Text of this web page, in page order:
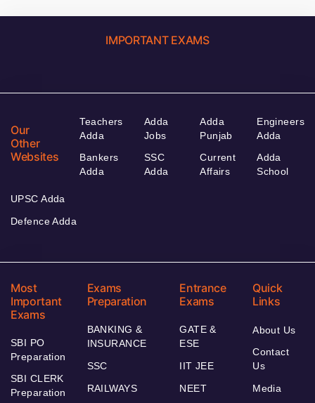
IMPORTANT EXAMS
Our
Other
Websites
Teachers
Adda
Bankers
Adda
Adda
Jobs
SSC
Adda
Adda
Punjab
Current
Affairs
Engineers
Adda
Adda
School
UPSC Adda
Defence Adda
Most
Important
Exams
SBI PO
Preparation
SBI CLERK
Preparation
Exams
Preparation
BANKING &
INSURANCE
SSC
RAILWAYS
Entrance
Exams
GATE &
ESE
IIT JEE
NEET
Quick
Links
About Us
Contact
Us
Media